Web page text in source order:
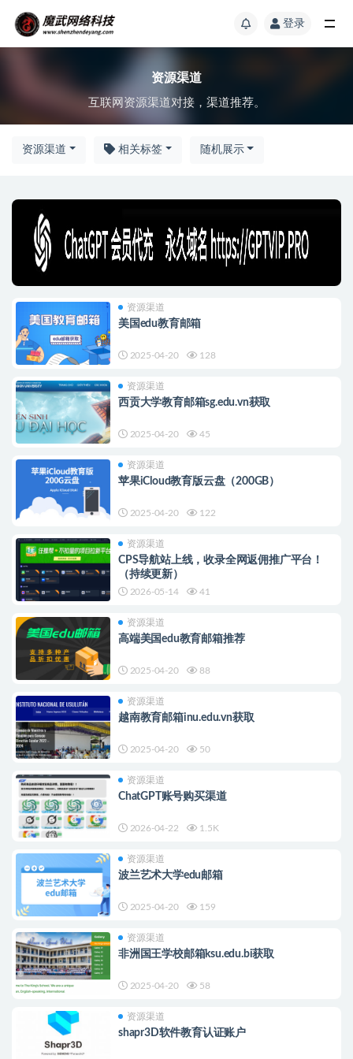
登录
资源渠道
互联网资源渠道对接，渠道推荐。
资源渠道 相关标签 随机展示
资源渠道
美国edu教育邮箱
2025-04-20 128
资源渠道
西贡大学教育邮箱sg.edu.vn获取
2025-04-20 45
资源渠道
苹果iCloud教育版云盘（200GB）
2025-04-20 122
资源渠道
CPS导航站上线，收录全网返佣推广平台！
（持续更新）
2026-05-14 41
资源渠道
高端美国edu教育邮箱推荐
2025-04-20 88
资源渠道
越南教育邮箱inu.edu.vn获取
2025-04-20 50
资源渠道
ChatGPT账号购买渠道
2026-04-22 1.5K
资源渠道
波兰艺术大学edu邮箱
2025-04-20 159
资源渠道
非洲国王学校邮箱ksu.edu.bi获取
2025-04-20 58
资源渠道
shapr3D软件教育认证账户